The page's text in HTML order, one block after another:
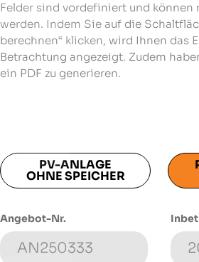
Felder sind vordefiniert und können
werden. Indem Sie auf die
berechnen“ klicken, wird Ihnen das
Betrachtung angezeigt. Zudem
ein PDF zu generieren.
PV-ANLAGE
OHNE SPEICHER
Angebot-Nr.